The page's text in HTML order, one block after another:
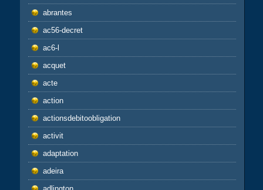
abrantes
ac56-decret
ac6-l
acquet
acte
action
actionsdebitoobligation
activit
adaptation
adeira